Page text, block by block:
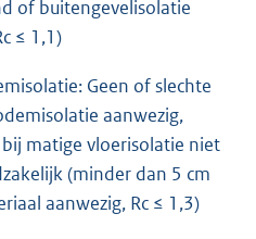
of buitengevelisolatie
≤ 1,1)
Geen of slechte
aanwezig,
matige vloerisolatie niet
(minder dan 5 cm
aanwezig, Rc ≤ 1,3)